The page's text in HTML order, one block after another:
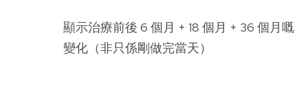
顯示治療前後 6 個月 + 18 個月 + 36 個月嘅
變化（非只係剛做完當天）